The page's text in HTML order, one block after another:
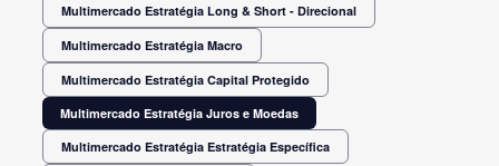
Multimercado Estratégia Long & Short - Direcional
Multimercado Estratégia Macro
Multimercado Estratégia Capital Protegido
Multimercado Estratégia Juros e Moedas
Multimercado Estratégia Estratégia Específica